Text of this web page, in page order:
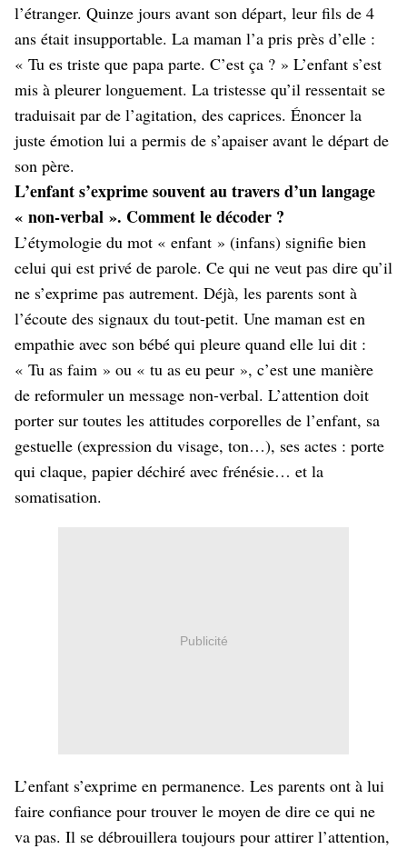
l’étranger. Quinze jours avant son départ, leur fils de 4
ans était insupportable. La maman l’a pris près d’elle :
« Tu es triste que papa parte. C’est ça ? » L’enfant s’est
mis à pleurer longuement. La tristesse qu’il ressentait se
traduisait par de l’agitation, des caprices. Énoncer la
juste émotion lui a permis de s’apaiser avant le départ de
son père.
L’enfant s’exprime souvent au travers d’un langage
« non-verbal ». Comment le décoder ?
L’étymologie du mot « enfant » (infans) signifie bien
celui qui est privé de parole. Ce qui ne veut pas dire qu’il
ne s’exprime pas autrement. Déjà, les parents sont à
l’écoute des signaux du tout-petit. Une maman est en
empathie avec son bébé qui pleure quand elle lui dit :
« Tu as faim » ou « tu as eu peur », c’est une manière
de reformuler un message non-verbal. L’attention doit
porter sur toutes les attitudes corporelles de l’enfant, sa
gestuelle (expression du visage, ton…), ses actes : porte
qui claque, papier déchiré avec frénésie… et la
somatisation.
Publicité
L’enfant s’exprime en permanence. Les parents ont à lui
faire confiance pour trouver le moyen de dire ce qui ne
va pas. Il se débrouillera toujours pour attirer l’attention,